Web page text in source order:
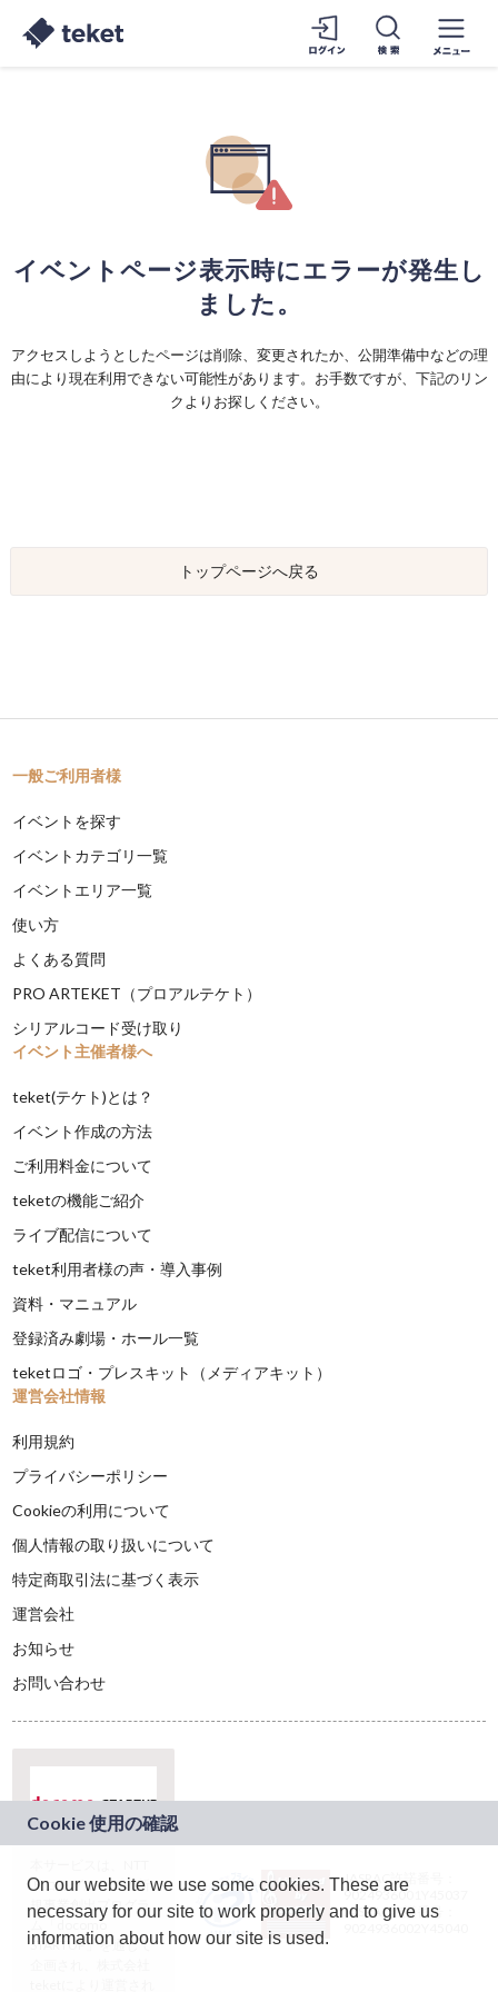
イベントページ表示時にエラーが発生し
ました。
アクセスしようとしたページは削除、変更されたか、公開準備中などの理
由により現在利用できない可能性があります。お手数ですが、下記のリン
クよりお探しください。
トップページへ戻る
一般ご利用者様
イベントを探す
イベントカテゴリ一覧
イベントエリア一覧
使い方
よくある質問
PRO ARTEKET（プロアルテケト）
シリアルコード受け取り
イベント主催者様へ
teket(テケト)とは？
イベント作成の方法
ご利用料金について
teketの機能ご紹介
ライブ配信について
teket利用者様の声・導入事例
資料・マニュアル
登録済み劇場・ホール一覧
teketロゴ・プレスキット（メディアキット）
運営会社情報
利用規約
プライバシーポリシー
Cookieの利用について
個人情報の取り扱いについて
特定商取引法に基づく表示
運営会社
お知らせ
お問い合わせ
ドコモグループの新
規事業創出プログラ
ム「docomo
STARTUP」を通じて
JASRAC許諾番号：
9024936001Y45037
JASRAC許諾番号：
On our website we use some cookies. These are
necessary for our site to work properly and to give us
information about how our site is used.